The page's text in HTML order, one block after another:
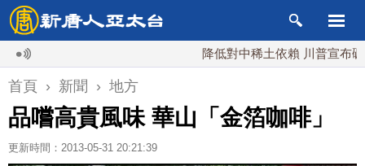
降低對中稀土依賴 川普宣布礦業投
首頁 › 新聞 › 地方
品嚐高貴風味 華山「金箔咖啡」
更新時間：2013-05-31 20:21:39